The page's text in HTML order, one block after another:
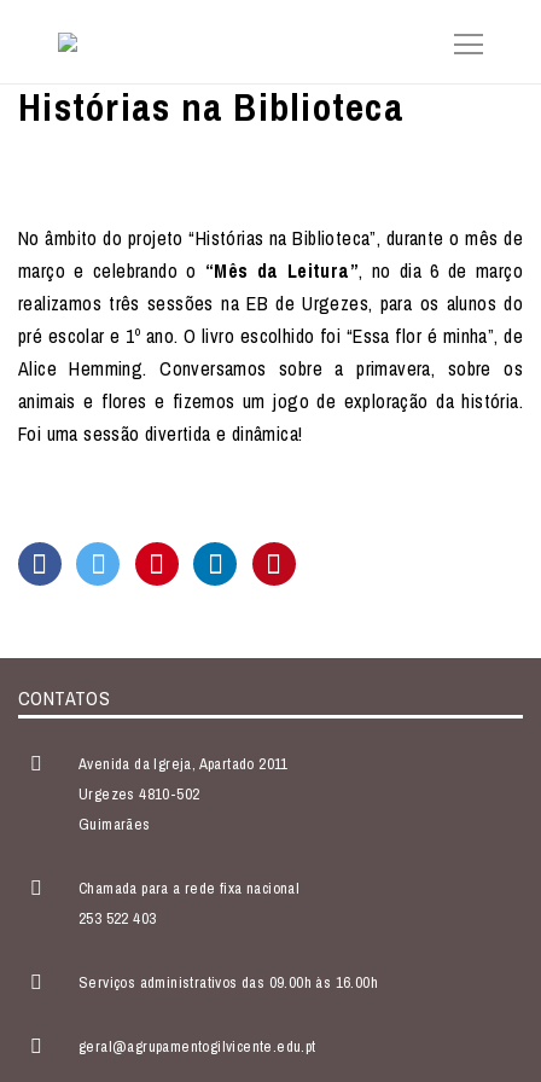
Histórias na Biblioteca
No âmbito do projeto “Histórias na Biblioteca”, durante o mês de
março e celebrando o “Mês da Leitura”, no dia 6 de março
realizamos três sessões na EB de Urgezes, para os alunos do
pré escolar e 1º ano. O livro escolhido foi “Essa flor é minha”, de
Alice Hemming. Conversamos sobre a primavera, sobre os
animais e flores e fizemos um jogo de exploração da história.
Foi uma sessão divertida e dinâmica!
CONTATOS
Avenida da Igreja, Apartado 2011
Urgezes 4810-502
Guimarães
Chamada para a rede fixa nacional
253 522 403
Serviços administrativos das 09.00h às 16.00h
geral@agrupamentogilvicente.edu.pt